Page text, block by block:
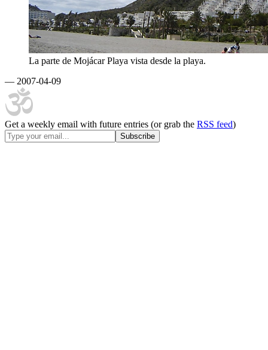
La parte de Mojácar Playa vista desde la playa.
— 2007-04-09
Get a weekly email with future entries (or grab the RSS feed)